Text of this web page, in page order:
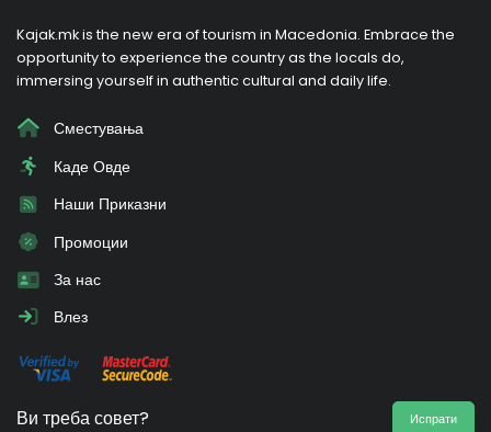
Kajak.mk is the new era of tourism in Macedonia. Embrace the
opportunity to experience the country as the locals do,
immersing yourself in authentic cultural and daily life.
Сместувања
Каде Овде
Наши Приказни
Промоции
За нас
Влез
Ви треба совет? Испрати